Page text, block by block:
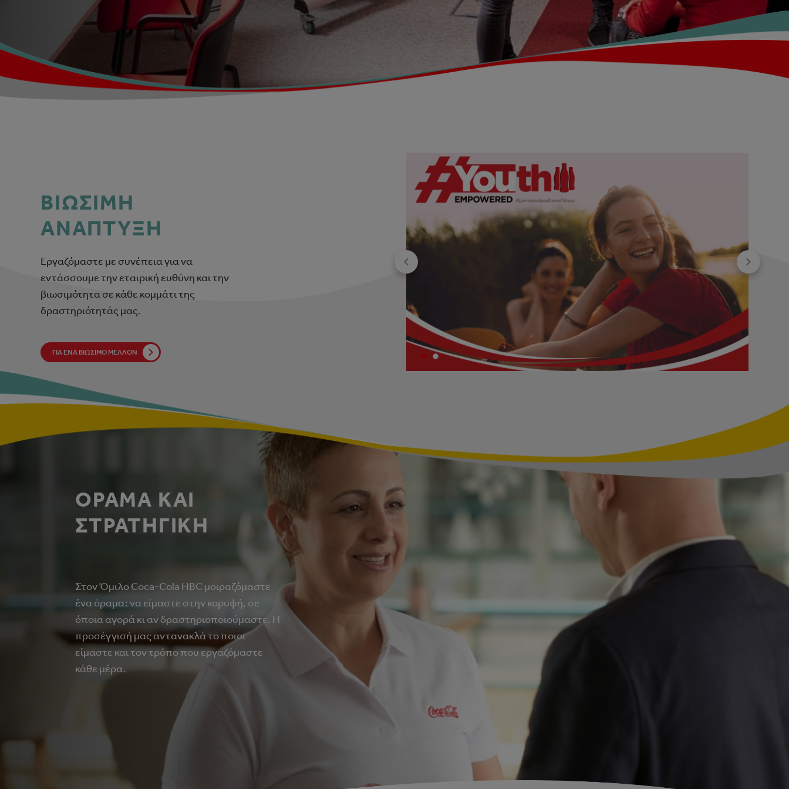
ΒΙΩΣΙΜΗ
ΑΝΑΠΤΥΞΗ
Εργαζόμαστε με συνέπεια για να
εντάσσουμε την εταιρική ευθύνη και την
βιωσιμότητα σε κάθε κομμάτι της
δραστηριότητάς μας.
ΓΙΑ ΈΝΑ ΒΙΏΣΙΜΟ ΜΈΛΛΟΝ
ΟΡΑΜΑ ΚΑΙ
ΣΤΡΑΤΗΓΙΚΗ
Στον Όμιλο Coca‑Cola HBC μοιραζόμαστε
ένα όραμα: να είμαστε στην κορυφή, σε
όποια αγορά κι αν δραστηριοποιούμαστε. Η
προσέγγισή μας αντανακλά το ποιοι
είμαστε και τον τρόπο που εργαζόμαστε
κάθε μέρα.